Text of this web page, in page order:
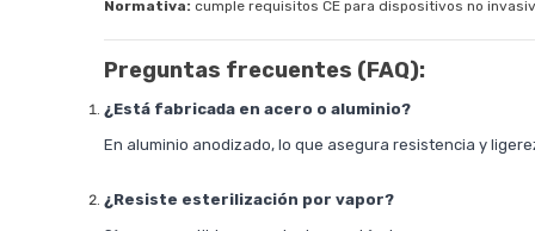
Normativa: cumple requisitos CE para dispositivos no
Preguntas frecuentes (FAQ):
¿Está fabricada en acero o aluminio?
En aluminio anodizado, lo que asegura resistencia y
¿Resiste esterilización por vapor?